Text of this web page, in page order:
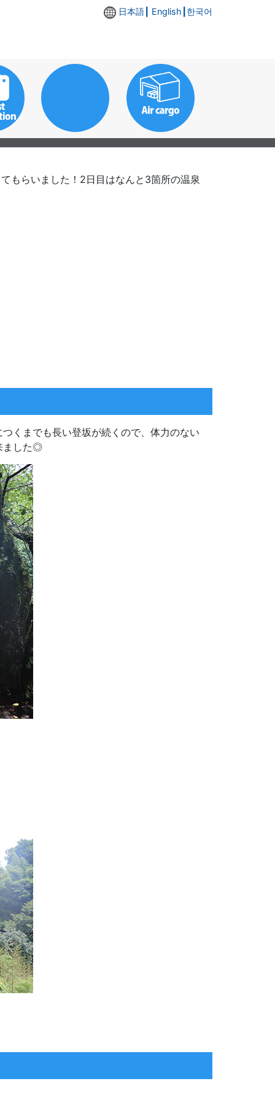
日本語 ┃ English┃ 한국어
もらいました！2日目はなんと3箇所の温泉
くまでも長い登坂が続くので、体力のない
ました◎